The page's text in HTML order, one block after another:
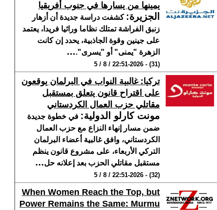
يمينها من يسارها في جنوب أفريقيا
الجزيرة: كشفت دراسة جديدة أن أزهار
زنبق الفراشة تمتلك نظاما وراثيا فريدا، يعتمد
على جينين وقوة الجاذبية، يحدد إن كانت
الزهرة "يمنى" أو "يسرى"....
(31) - 22:51-2026 / 8 / 5
تركيا: غالبية النواب في البرلمان يوقعون
على اقتراح قانون يتعلق بمستقبل
مقاتلي حزب العمال الكردستاني
مونت كارلو الدولية: في خطوة جديدة
ضمن مسار إنهاء النزاع مع حزب العمال
الكردستاني، وافق غالبية أعضاء البرلمان
التركي الأربعاء، على مشروع قانون ينظم
مستقبل مقاتلي الحزب بعد إعلانه حل...
(32) - 22:51-2026 / 8 / 5
When Women Reach the Top, but
Power Remains the Same: Murmu